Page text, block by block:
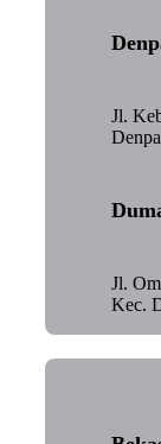
Jl.
Jl.
Kec.